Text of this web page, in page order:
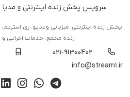
سرویس پخش زنده اینترنتی و
پخش زنده اینترنتی، میزبانی ویدیو، ری استریم،
زنده مجمع، خدمات اجرایی
021-91300402
info@stream1.ir